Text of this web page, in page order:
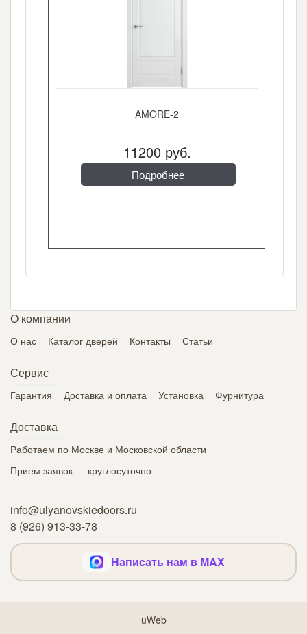
AMORE-2
11200 руб.
Подробнее
О компании
О нас Каталог дверей Контакты Статьи
Сервис
Гарантия Доставка и оплата Установка Фурнитура
Доставка
Работаем по Москве и Московской области
Прием заявок — круглосуточно
info@ulyanovskiedoors.ru
8 (926) 913-33-78
Написать нам в MAX
uWeb